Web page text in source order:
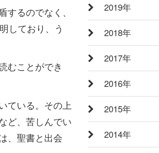
るのでなく、
しており、う
むことができ
ている。その上
ど、苦しんでい
、聖書と出会
2019年
2018年
2017年
2016年
2015年
2014年